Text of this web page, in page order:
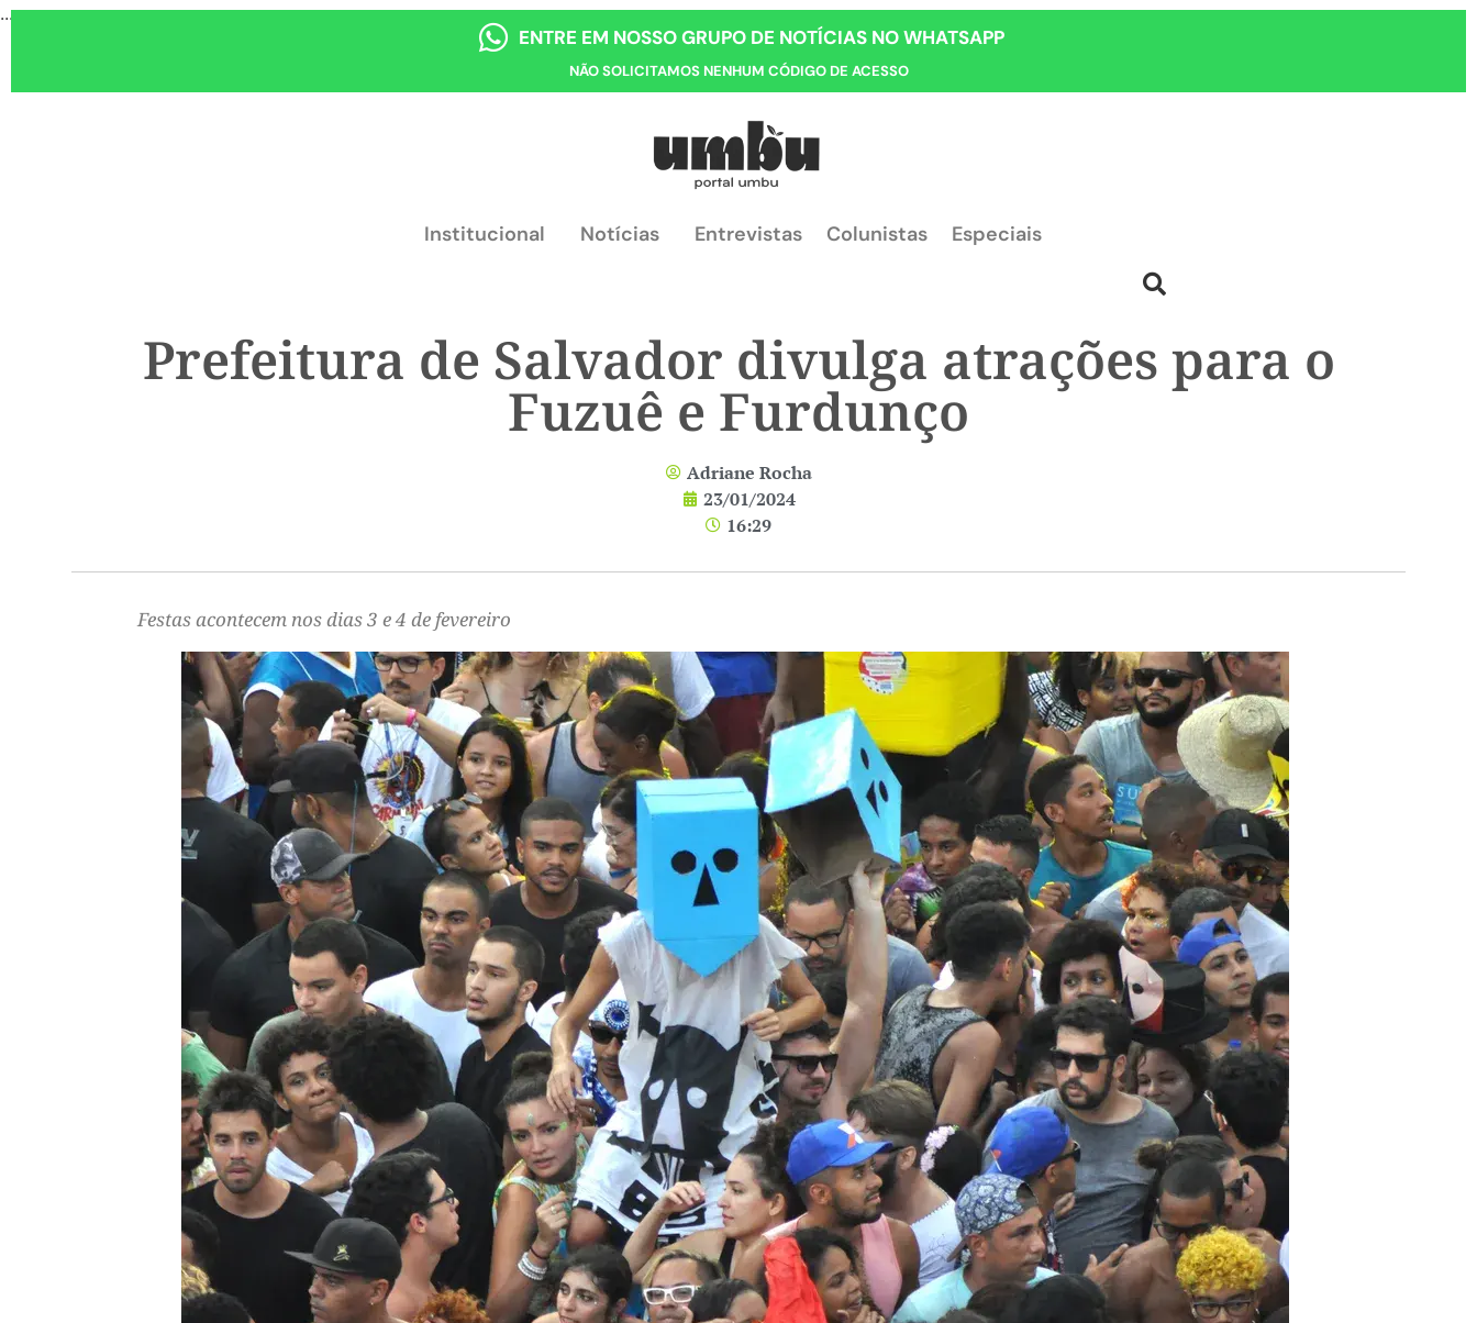
...
ENTRE EM NOSSO GRUPO DE NOTÍCIAS NO WHATSAPP
NÃO SOLICITAMOS NENHUM CÓDIGO DE ACESSO
Institucional Notícias Entrevistas Colunistas Especiais
Prefeitura de Salvador divulga atrações para o
Fuzuê e Furdunço
Adriane Rocha
23/01/2024
16:29
Festas acontecem nos dias 3 e 4 de fevereiro